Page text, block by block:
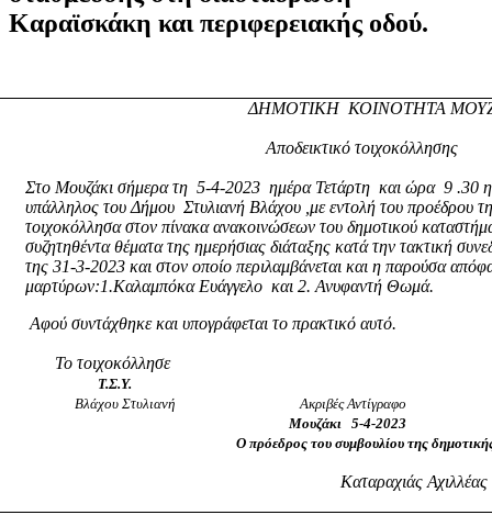
Καραϊσκάκη και περιφερειακής οδού.
ΔΗΜΟΤΙΚΗ ΚΟΙΝΟΤΗΤΑ
Αποδεικτικό τοιχοκόλλησης
Στο Μουζάκι σήμερα τη 5-4-2023 ημέρα Τετάρτη και ώρα 9 .30
υπάλληλος του Δήμου Στυλιανή Βλάχου ,με εντολή του προέδρου
τοιχοκόλλησα στον πίνακα ανακοινώσεων του δημοτικού
συζητηθέντα θέματα της ημερήσιας διάταξης κατά την τακτική
της 31-3-2023 και στον οποίο περιλαμβάνεται και η παρούσα
μαρτύρων:1.Καλαμπόκα Ευάγγελο και 2. Ανυφαντή Θωμά.
Αφού συντάχθηκε και υπογράφεται το πρακτικό αυτό.
Το τοιχοκόλλησε
Τ.Σ.Υ.
Βλάχου Στυλιανή
Ακριβές Αντίγραφο
Μουζάκι
5-4-2023
Ο πρόεδρος του συμβουλίου της
Καταραχιάς Αχιλλέας